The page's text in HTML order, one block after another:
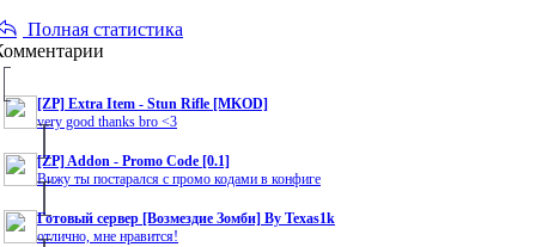
Полная статистика
[ZP] Extra Item - Stun Rifle [MKOD]
very good thanks bro <3
[ZP] Addon - Promo Code [0.1]
Вижу ты постарался с промо кодами в конфиге
Готовый сервер [Возмездие Зомби] By Texas1k
отлично, мне нравится!